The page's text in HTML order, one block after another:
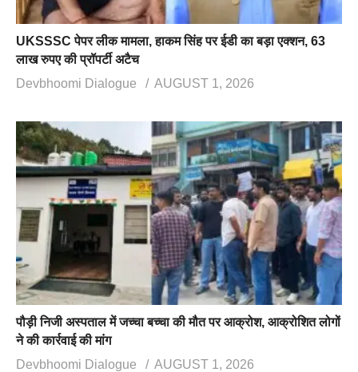
UKSSSC पेपर लीक मामला, हाकम सिंह पर ईडी का बड़ा एक्शन, 63
लाख रुपए की प्रॉपर्टी अटैच
Devbhoomi Dialogue
AUGUST 1, 2026
पौड़ी निजी अस्पताल में जच्चा बच्चा की मौत पर आक्रोश, आक्रोशित लोगों
ने की कार्रवाई की मांग
Devbhoomi Dialogue
AUGUST 1, 2026